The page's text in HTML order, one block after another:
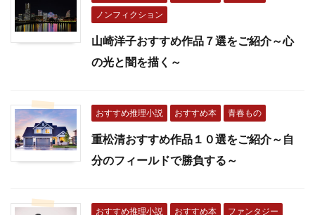
ノンフィクション
山崎洋子おすすめ作品７選をご紹介～心
の光と闇を描く～
おすすめ推理小説 おすすめ本 青春もの
重松清おすすめ作品１０選をご紹介～自
分のフィールドで勝負する～
おすすめ推理小説 おすすめ本
ファンタジー